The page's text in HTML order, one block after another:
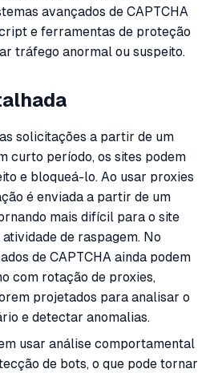
avançados de CAPTCHA
e ferramentas de proteção
tráfego anormal ou suspeito.
solicitações a partir de um
curto período, os sites podem
e bloqueá-lo. Ao usar proxies
é enviada a partir de um
mais difícil para o site
de raspagem. No
de CAPTCHA ainda podem
com rotação de proxies,
projetados para analisar o
e detectar anomalias.
usar análise comportamental
de bots, o que pode tornar